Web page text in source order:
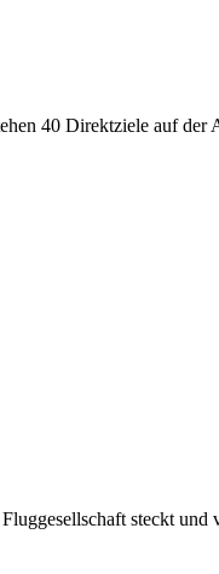
40 Direktziele auf der
steckt und